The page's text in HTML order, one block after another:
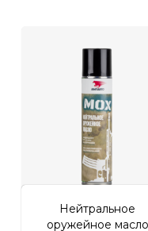
Личный кабинет
Нейтральное
оружейное масло